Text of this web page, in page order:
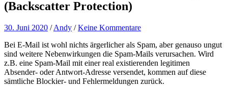
(Backscatter Protection)
30. Juni 2020 /Andy /Keine Kommentare
Bei E-Mail ist wohl nichts ärgerlicher als Spam, aber genauso ungut
sind weitere Nebenwirkungen die Spam-Mails verursachen. Wird
z.B. eine Spam-Mail mit einer real existierenden legitimen
Absender- oder Antwort-Adresse versendet, kommen auf diese
sämtliche Blockier- und Fehlermeldungen zurück.